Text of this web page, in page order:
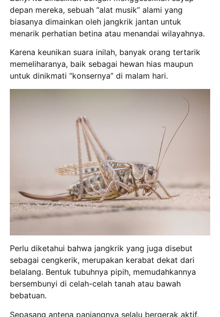
depan mereka, sebuah “alat musik” alami yang
biasanya dimainkan oleh jangkrik jantan untuk
menarik perhatian betina atau menandai wilayahnya.
Karena keunikan suara inilah, banyak orang tertarik
memeliharanya, baik sebagai hewan hias maupun
untuk dinikmati “konsernya” di malam hari.
Perlu diketahui bahwa jangkrik yang juga disebut
sebagai cengkerik, merupakan kerabat dekat dari
belalang. Bentuk tubuhnya pipih, memudahkannya
bersembunyi di celah-celah tanah atau bawah
bebatuan.
Sepasang antena panjangnya selalu bergerak aktif,